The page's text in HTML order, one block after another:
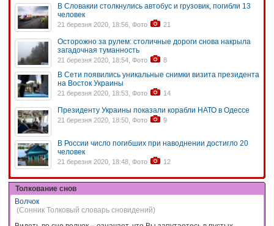
В Словакии столкнулись автобус и грузовик, погибли 13
человек
21 березня 2020, 18:56, Фото 21
Осторожно за рулем: столичные дороги снова накрыла
загадочная туманность
21 березня 2020, 18:54, Фото 8
В Сети появились уникальные снимки визита президента
на Восток Украины
21 березня 2020, 18:53, Фото 14
Президенту Украины показали корабли НАТО в Одессе
21 березня 2020, 18:50, Фото 9
В России число погибших при наводнении достигло 20
человек
21 березня 2020, 18:48, Фото 12
Толкование снов
Волчок
(Сонник Толковый словарь сновидений)